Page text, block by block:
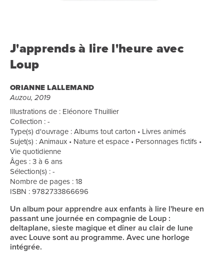
J'apprends à lire l'heure avec
Loup
ORIANNE LALLEMAND
Auzou, 2019
Illustrations de : Eléonore Thuillier
Collection : -
Type(s) d'ouvrage : Albums tout carton • Livres animés
Sujet(s) : Animaux • Nature et espace • Personnages fictifs •
Vie quotidienne
Âges : 3 à 6 ans
Sélection(s) : -
Nombre de pages : 18
ISBN : 9782733866696
Un album pour apprendre aux enfants à lire l'heure en
passant une journée en compagnie de Loup :
deltaplane, sieste magique et dîner au clair de lune
avec Louve sont au programme. Avec une horloge
intégrée.